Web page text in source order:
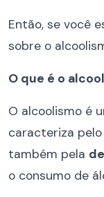
Então, se você
sobre o
O que é o
O alcoolismo é
caracteriza
também pela
o consumo de